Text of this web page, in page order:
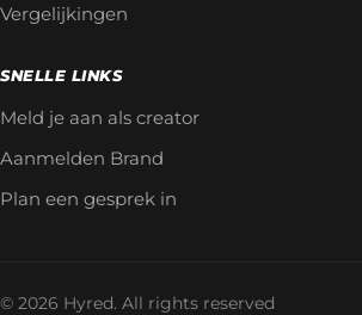
Vergelijkingen
SNELLE LINKS
Meld je aan als creator
Aanmelden Brand
Plan een gesprek in
© 2026 Hyred. All rights reserved